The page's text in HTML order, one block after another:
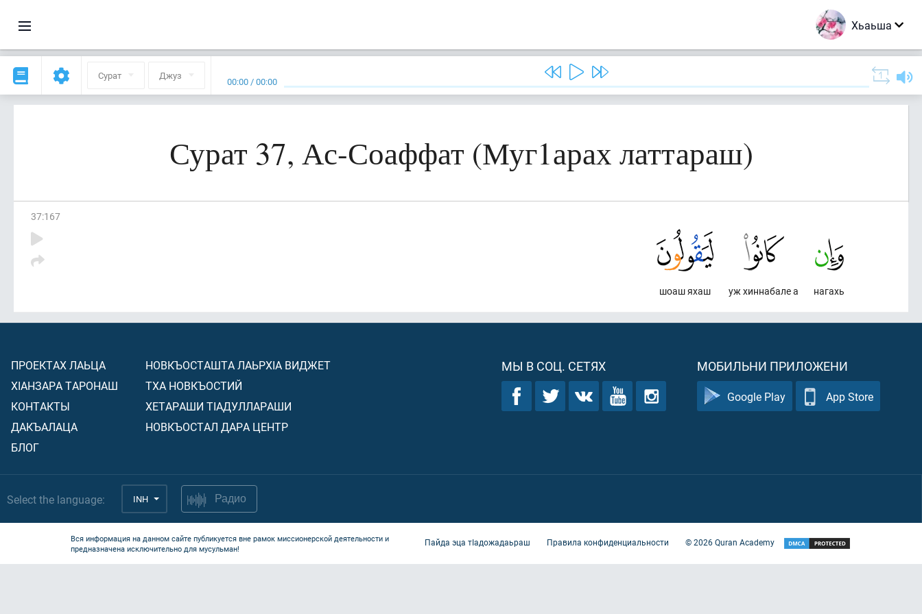
Хьаьша
Сурат Джуз 00:00 /00:00
Сурат 37, Ас-Соаффат (Муг1арах латтараш)
37:167
нагахь
уж хиннабале а
шоаш яхаш
ПРОЕКТАХ ЛАЬЦА
ХIАНЗАРА ТАРОНАШ
КОНТАКТЫ
ДАКЪАЛАЦА
БЛОГ
НОВКЪОСТАШТА ЛАЬРХIА ВИДЖЕТ
ТХА НОВКЪОСТИЙ
ХЕТАРАШИ ТIАДУЛЛАРАШИ
НОВКЪОСТАЛ ДАРА ЦЕНТР
МЫ В СОЦ. СЕТЯХ МОБИЛЬНИ ПРИЛОЖЕНИ
Google Play App Store
Select the language: INH Радио
Вся информация на данном сайте публикуется вне рамок миссионерской деятельности и
предназначена исключительно для мусульман!
Пайда эца тIадожадаьраш Правила конфиденциальности ©2026Quran Academy